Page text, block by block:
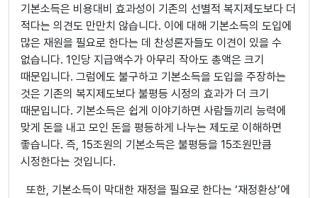
기본소득은 비용대비 효과성이 기존의 선별적 복지제도보다 더
적다는 의견도 만만치 않습니다. 이에 대해 기본소득의 도입에
많은 재원을 필요로 한다는 데 찬성론자들도 이견이 있을 수
없습니다. 1인당 지급액수가 아무리 작아도 총액은 크기
때문입니다. 그럼에도 불구하고 기본소득을 도입을 주장하는
것은 기존의 복지제도보다 불평등 시정의 효과가 더 크기
때문입니다. 기본소득은 쉽게 이야기하면 사람들끼리 능력에
맞게 돈을 내고 모인 돈을 평등하게 나누는 제도로 이해하면
좋습니다. 즉, 15조원의 기본소득은 불평등을 15조원만큼
시정한다는 것입니다.
또한, 기본소득이 막대한 재정을 필요로 한다는 ‘재정환상’에